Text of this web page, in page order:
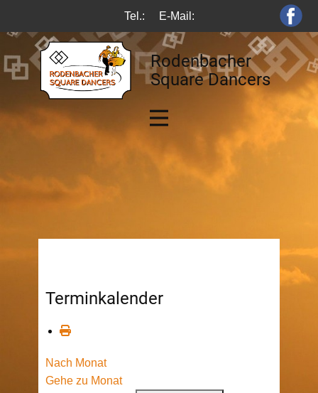
Tel.: E-Mail:
Rodenbacher
Square Dancers
Terminkalender
Nach Monat
Gehe zu Monat